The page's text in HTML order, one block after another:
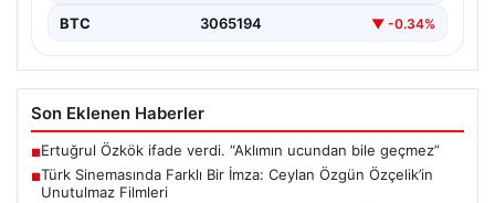
BTC 3065194 ▼ -0.34%
Son Eklenen Haberler
■Ertuğrul Özkök ifade verdi. “Aklımın ucundan bile geçmez”
■Türk Sinemasında Farklı Bir İmza: Ceylan Özgün Özçelik’in
Unutulmaz Filmleri